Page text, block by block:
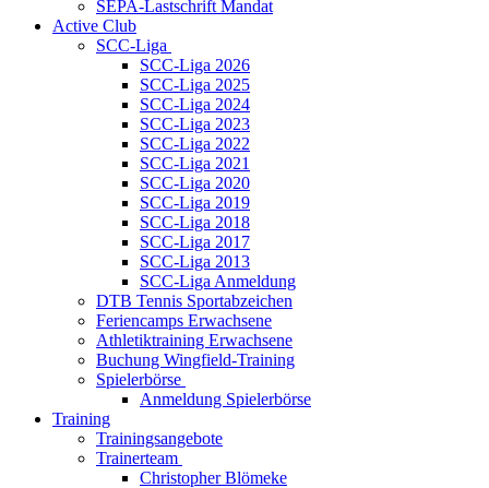
SEPA-Lastschrift Mandat
Active Club
SCC-Liga
SCC-Liga 2026
SCC-Liga 2025
SCC-Liga 2024
SCC-Liga 2023
SCC-Liga 2022
SCC-Liga 2021
SCC-Liga 2020
SCC-Liga 2019
SCC-Liga 2018
SCC-Liga 2017
SCC-Liga 2013
SCC-Liga Anmeldung
DTB Tennis Sportabzeichen
Feriencamps Erwachsene
Athletiktraining Erwachsene
Buchung Wingfield-Training
Spielerbörse
Anmeldung Spielerbörse
Training
Trainingsangebote
Trainerteam
Christopher Blömeke